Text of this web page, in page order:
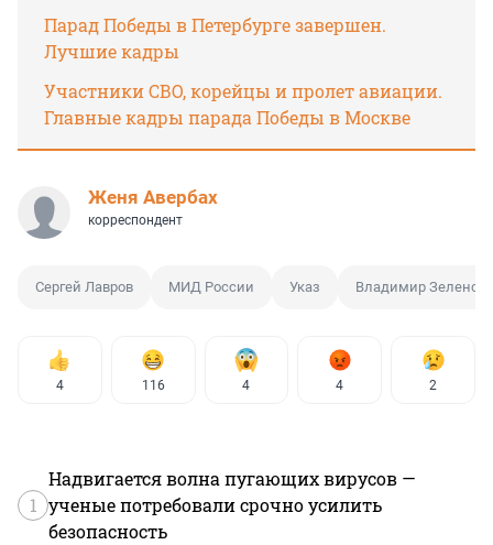
Парад Победы в Петербурге завершен.
Лучшие кадры
Участники СВО, корейцы и пролет авиации.
Главные кадры парада Победы в Москве
Женя Авербах
корреспондент
Сергей Лавров МИД России Указ Владимир
4 116 4 4 2
1
Надвигается волна пугающих вирусов —
ученые потребовали срочно усилить
безопасность